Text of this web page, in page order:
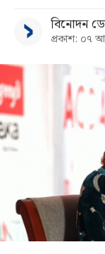
বিনোদন
প্রকাশ: ০৭